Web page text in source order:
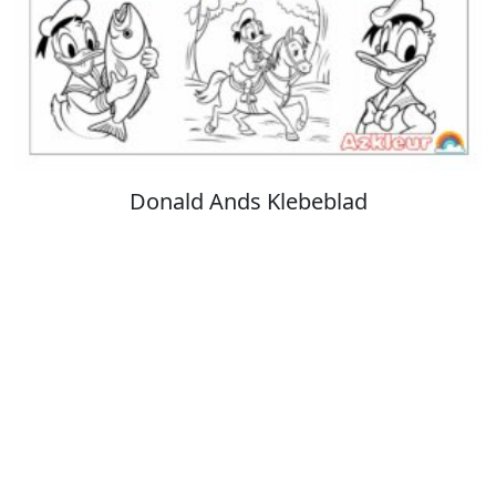
Stitch Farvelægning